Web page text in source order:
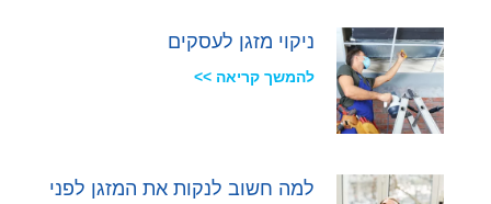
ניקוי מזגן לעסקים
להמשך קריאה >>
למה חשוב לנקות את המזגן לפני